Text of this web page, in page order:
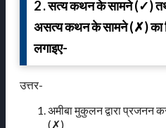
2 . सत्य कथन के सामने (✓)
असत्य कथन के सामने (✗) का
लगाइए-
उत्तर-
अमीबा मुकुलन द्वारा प्रजनन
(✗)